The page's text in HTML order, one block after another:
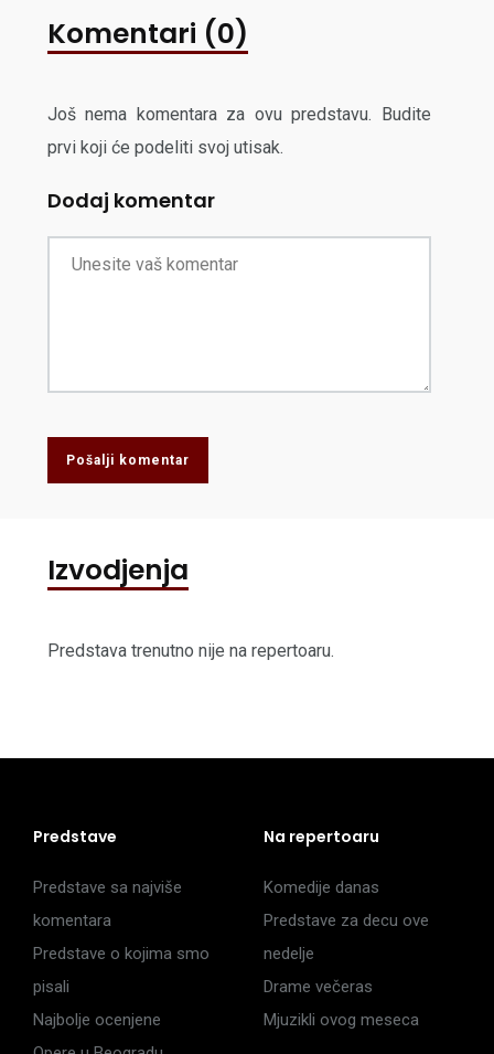
Komentari (0)
Još nema komentara za ovu predstavu. Budite
prvi koji će podeliti svoj utisak.
Dodaj komentar
Pošalji komentar
Izvodjenja
Predstava trenutno nije na repertoaru.
Predstave
Predstave sa najviše
komentara
Predstave o kojima smo
pisali
Najbolje ocenjene
Na repertoaru
Komedije danas
Predstave za decu ove
nedelje
Drame večeras
Mjuzikli ovog meseca